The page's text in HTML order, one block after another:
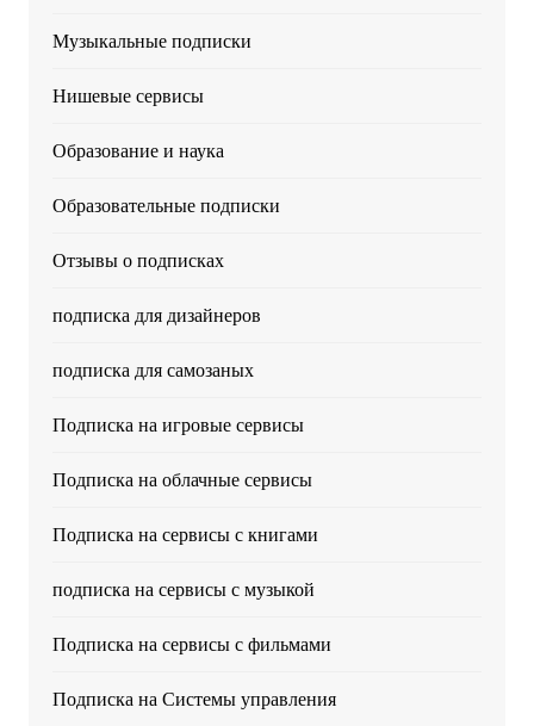
Музыкальные подписки
Нишевые сервисы
Образование и наука
Образовательные подписки
Отзывы о подписках
подписка для дизайнеров
подписка для самозаных
Подписка на игровые сервисы
Подписка на облачные сервисы
Подписка на сервисы с книгами
подписка на сервисы с музыкой
Подписка на сервисы с фильмами
Подписка на Системы управления